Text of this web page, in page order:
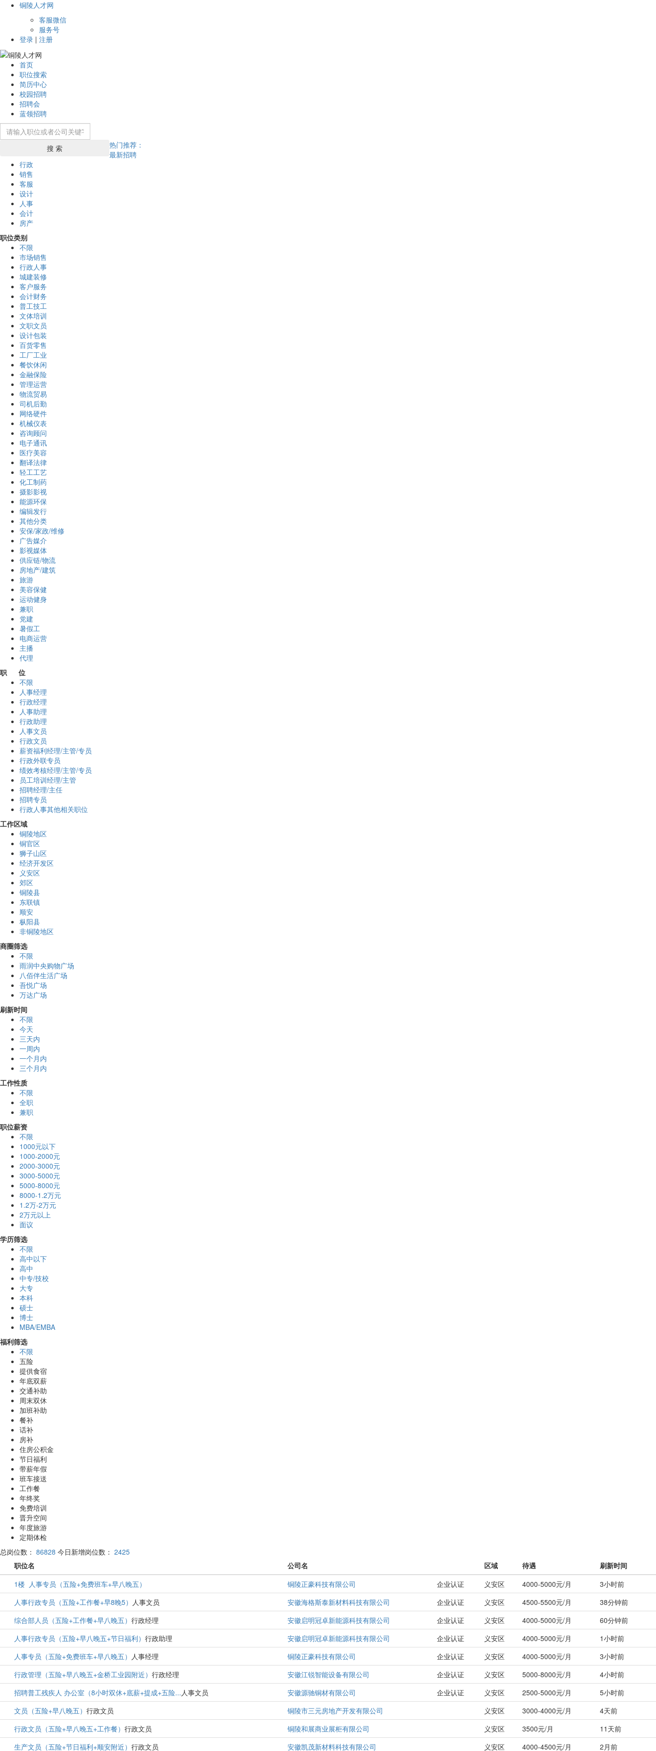
铜陵人才网
客服微信
服务号
登录 | 注册
首页
职位搜索
简历中心
校园招聘
招聘会
蓝领招聘
搜 索
热门推荐：
最新招聘
行政
销售
客服
设计
人事
会计
房产
职位类别
不限
市场销售
行政人事
城建装修
客户服务
会计财务
普工技工
文体培训
文职文员
设计包装
百货零售
工厂工业
餐饮休闲
金融保险
管理运营
物流贸易
司机后勤
网络硬件
机械仪表
咨询顾问
电子通讯
医疗美容
翻译法律
轻工工艺
化工制药
摄影影视
能源环保
编辑发行
其他分类
安保/家政/维修
广告媒介
影视媒体
供应链/物流
房地产/建筑
旅游
美容保健
运动健身
兼职
党建
暑假工
电商运营
主播
代理
职 位
不限
人事经理
行政经理
人事助理
行政助理
人事文员
行政文员
薪资福利经理/主管/专员
行政外联专员
绩效考核经理/主管/专员
员工培训经理/主管
招聘经理/主任
招聘专员
行政人事其他相关职位
工作区域
铜陵地区
铜官区
狮子山区
经济开发区
义安区
郊区
铜陵县
东联镇
顺安
枞阳县
非铜陵地区
商圈筛选
不限
雨润中央购物广场
八佰伴生活广场
吾悦广场
万达广场
刷新时间
不限
今天
三天内
一周内
一个月内
三个月内
工作性质
不限
全职
兼职
职位薪资
不限
1000元以下
1000-2000元
2000-3000元
3000-5000元
5000-8000元
8000-1.2万元
1.2万-2万元
2万元以上
面议
学历筛选
不限
高中以下
高中
中专/技校
大专
本科
硕士
博士
MBA/EMBA
福利筛选
不限
五险
提供食宿
年底双薪
交通补助
周末双休
加班补助
餐补
话补
房补
住房公积金
节日福利
带薪年假
班车接送
工作餐
年终奖
免费培训
晋升空间
年度旅游
定期体检
总岗位数： 86828 今日新增岗位数： 2425
职位名
公司名 区域 待遇
刷新时间
1楼 人事专员（五险+免费班车+早八晚五）
铜陵正豪科技有限公司 企业认证 义安区 4000-5000元/月
3小时前
人事行政专员（五险+工作餐+早8晚5） 人事文员 安徽海格斯泰新材料科技有限公司 企业认证 义安区 4500-5500元/月
38分钟前
综合部人员（五险+工作餐+早八晚五） 行政经理 安徽启明冠卓新能源科技有限公司 企业认证 义安区 4000-5000元/月
60分钟前
人事行政专员（五险+早八晚五+节日福利） 行政助理 安徽启明冠卓新能源科技有限公司 企业认证 义安区 4000-5000元/月
1小时前
人事专员（五险+免费班车+早八晚五） 人事经理 铜陵正豪科技有限公司 企业认证 义安区 4000-5000元/月
3小时前
行政管理（五险+早八晚五+金桥工业园附近） 行政经理 安徽江锐智能设备有限公司 企业认证 义安区 5000-8000元/月
4小时前
招聘普工残疾人 办公室（8小时双休+底薪+提成+五险...人事文员 安徽源驰铜材有限公司 企业认证 义安区 2500-5000元/月
5小时前
文员（五险+早八晚五） 行政文员 铜陵市三元房地产开发有限公司 义安区 3000-4000元/月
4天前
行政文员（五险+早八晚五+工作餐） 行政文员 铜陵和展商业展柜有限公司 义安区 3500元/月
11天前
生产文员（五险+节日福利+顺安附近） 行政文员 安徽凯茂新材料科技有限公司 义安区 4000-4500元/月 2月前